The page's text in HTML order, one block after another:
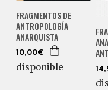
FRAGMENTOS DE
ANTROPOLOGÍA
ANARQUISTA
10,00€
disponible